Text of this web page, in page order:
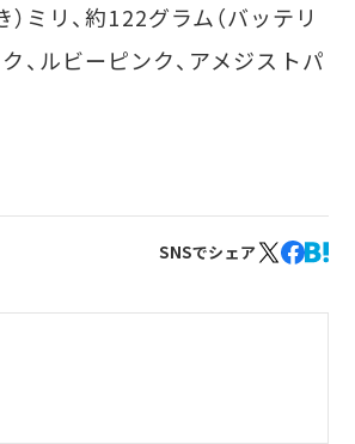
ミリ、約122グラム（バッテリ
、ルビーピンク、アメジストパ
SNSでシェア